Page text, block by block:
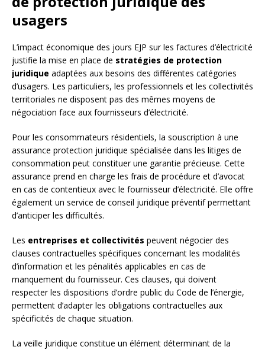
usagers
L’impact économique des jours EJP sur les factures d’électricité
justifie la mise en place de stratégies de protection
juridique adaptées aux besoins des différentes catégories
d’usagers. Les particuliers, les professionnels et les collectivités
territoriales ne disposent pas des mêmes moyens de
négociation face aux fournisseurs d’électricité.
Pour les consommateurs résidentiels, la souscription à une
assurance protection juridique spécialisée dans les litiges de
consommation peut constituer une garantie précieuse. Cette
assurance prend en charge les frais de procédure et d’avocat
en cas de contentieux avec le fournisseur d’électricité. Elle offre
également un service de conseil juridique préventif permettant
d’anticiper les difficultés.
Les entreprises et collectivités peuvent négocier des
clauses contractuelles spécifiques concernant les modalités
d’information et les pénalités applicables en cas de
manquement du fournisseur. Ces clauses, qui doivent
respecter les dispositions d’ordre public du Code de l’énergie,
permettent d’adapter les obligations contractuelles aux
spécificités de chaque situation.
La veille juridique constitue un élément déterminant de la